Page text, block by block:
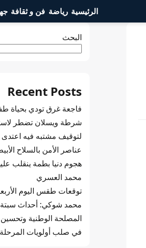
الرئيسية رياضة فن و ثقافة
البحث
Recent Posts
فاجعة غرق تودي بحياة
شرطة ويسلان تضطر
لتوقيف مشتبه فيه
عناصر الأمن بالسلاح
هجوم دنيا بطمة ينقلب
محمد العسري
توقعات طقس اليوم
محمد شوكي: أحداث
المصلحة الوطنية
في صلب أولويات المرحلة